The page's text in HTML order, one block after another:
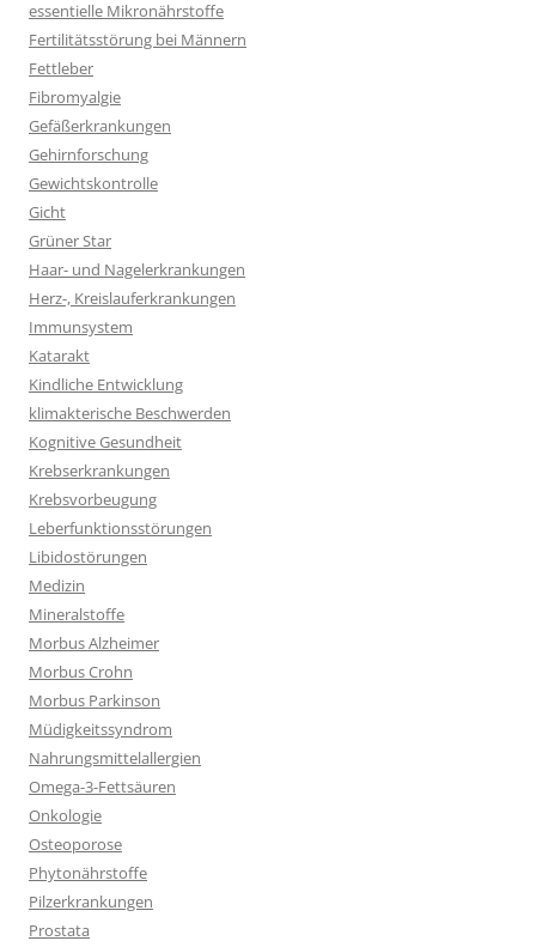
essentielle Mikronährstoffe
Fertilitätsstörung bei Männern
Fettleber
Fibromyalgie
Gefäßerkrankungen
Gehirnforschung
Gewichtskontrolle
Gicht
Grüner Star
Haar- und Nagelerkrankungen
Herz-, Kreislauferkrankungen
Immunsystem
Katarakt
Kindliche Entwicklung
klimakterische Beschwerden
Kognitive Gesundheit
Krebserkrankungen
Krebsvorbeugung
Leberfunktionsstörungen
Libidostörungen
Medizin
Mineralstoffe
Morbus Alzheimer
Morbus Crohn
Morbus Parkinson
Müdigkeitssyndrom
Nahrungsmittelallergien
Omega-3-Fettsäuren
Onkologie
Osteoporose
Phytonährstoffe
Pilzerkrankungen
Prostata